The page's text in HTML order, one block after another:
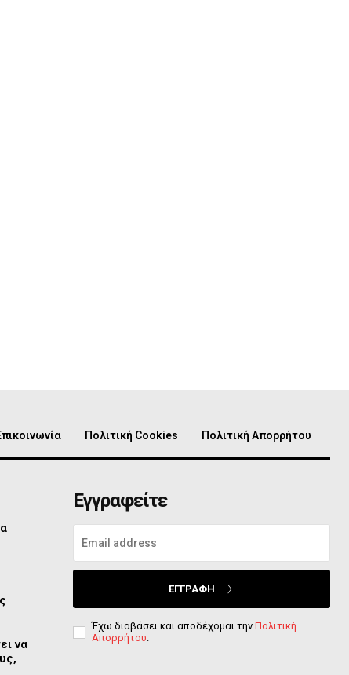
Πολιτική Cookies Πολιτική Απορρήτου
να
Εγγραφείτε
ΕΓΓΡΑΦΉ
Έχω διαβάσει και αποδέχομαι την Πολιτική
Απορρήτου.